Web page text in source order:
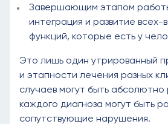
Завершающим этапом
интеграция и развитие всех-
функций, которые есть у
Это лишь один утрированный
и этапности лечения разных
случаев могут быть абсолютно
каждого диагноза могут быть
сопутствующие нарушения.